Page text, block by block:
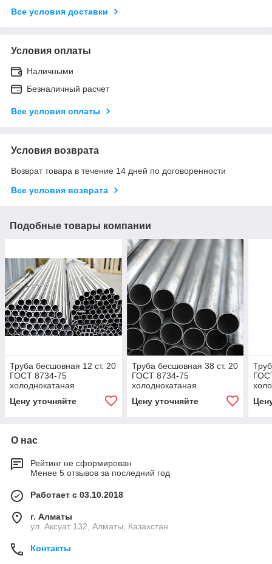
Все условия доставки
Условия оплаты
Наличными
Безналичный расчет
Все условия оплаты
Условия возврата
Возврат товара в течение 14 дней по договоренности
Все условия возврата
Подобные товары компании
Труба бесшовная 12 ст. 20
ГОСТ 8734-75
холоднокатаная
Цену уточняйте
Труба бесшовная 38 ст. 20
ГОСТ 8734-75
холоднокатаная
Цену уточняйте
О нас
Рейтинг не сформирован
Менее 5 отзывов за последний год
Работает с 03.10.2018
г. Алматы
ул. Аксуат 132, Алматы, Казахстан
Контакты